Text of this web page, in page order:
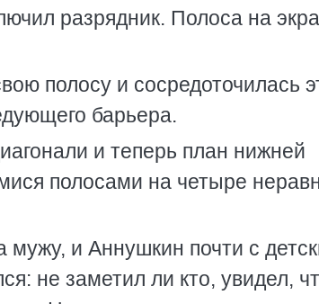
разрядник. Полоса на
полосу и сосредоточилась
барьера.
и теперь план нижней
полосами на четыре
мужу, и Аннушкин почти с
не заметил ли кто, увидел,